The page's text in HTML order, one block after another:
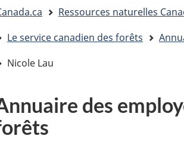
Ressources naturelles
Le service canadien des forêts
Nicole Lau
des